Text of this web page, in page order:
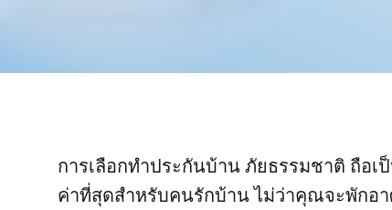
การเลือกทำประกันบ้าน ภัยธรรมชาติ ถือ
ค่าที่สุดสำหรับคนรักบ้าน ไม่ว่าคุณจะพักอ